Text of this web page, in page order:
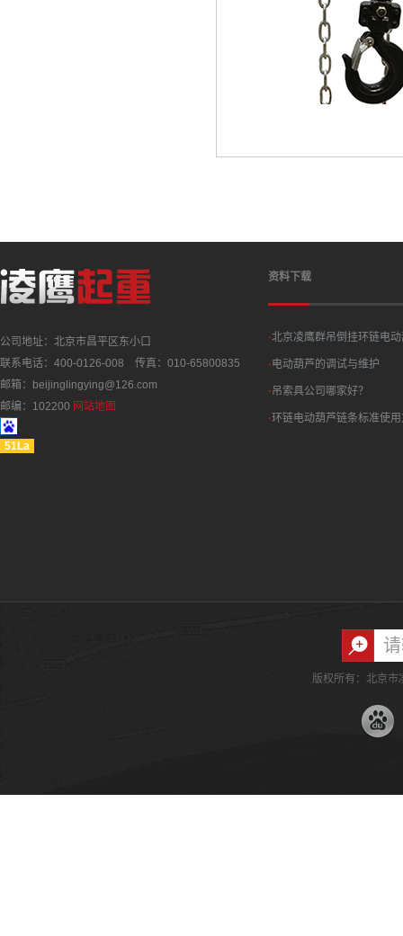
公司地址：北京市昌平区东小口
联系电话：400-0126-008 传真：010-65800835
邮箱：beijinglingying@126.com
邮编：102200 网站地图
51La
资料下载
·北京凌鹰群吊倒挂环链电
·电动葫芦的调试与维护
·吊索具公司哪家好？
·环链电动葫芦链条标准使
版权所有：北京